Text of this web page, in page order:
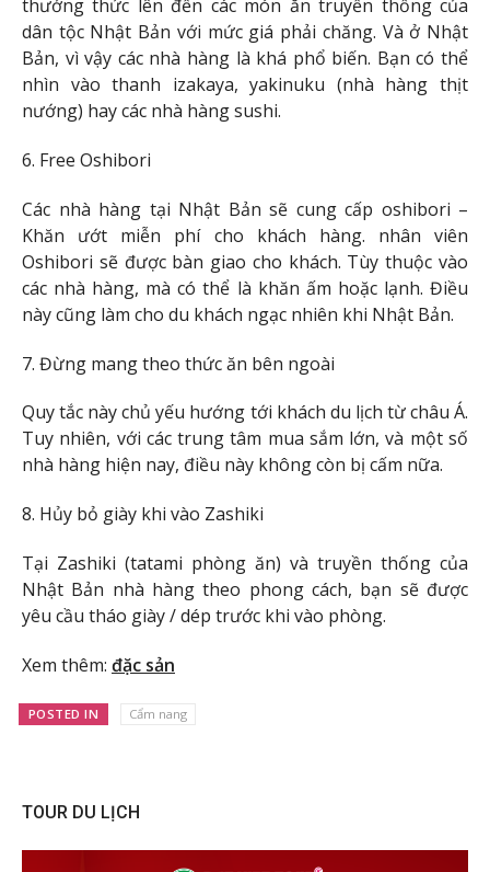
thưởng thức lên đến các món ăn truyền thống của
dân tộc Nhật Bản với mức giá phải chăng. Và ở Nhật
Bản, vì vậy các nhà hàng là khá phổ biến. Bạn có thể
nhìn vào thanh izakaya, yakinuku (nhà hàng thịt
nướng) hay các nhà hàng sushi.
6. Free Oshibori
Các nhà hàng tại Nhật Bản sẽ cung cấp oshibori –
Khăn ướt miễn phí cho khách hàng. nhân viên
Oshibori sẽ được bàn giao cho khách. Tùy thuộc vào
các nhà hàng, mà có thể là khăn ấm hoặc lạnh. Điều
này cũng làm cho du khách ngạc nhiên khi Nhật Bản.
7. Đừng mang theo thức ăn bên ngoài
Quy tắc này chủ yếu hướng tới khách du lịch từ châu Á.
Tuy nhiên, với các trung tâm mua sắm lớn, và một số
nhà hàng hiện nay, điều này không còn bị cấm nữa.
8. Hủy bỏ giày khi vào Zashiki
Tại Zashiki (tatami phòng ăn) và truyền thống của
Nhật Bản nhà hàng theo phong cách, bạn sẽ được
yêu cầu tháo giày / dép trước khi vào phòng.
Xem thêm: đặc sản
POSTED IN Cẩm nang
TOUR DU LỊCH